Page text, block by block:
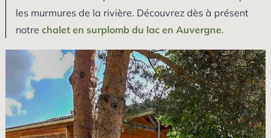
les murmures de la rivière. Découvrez dès à présent
notre chalet en surplomb du lac en Auvergne.